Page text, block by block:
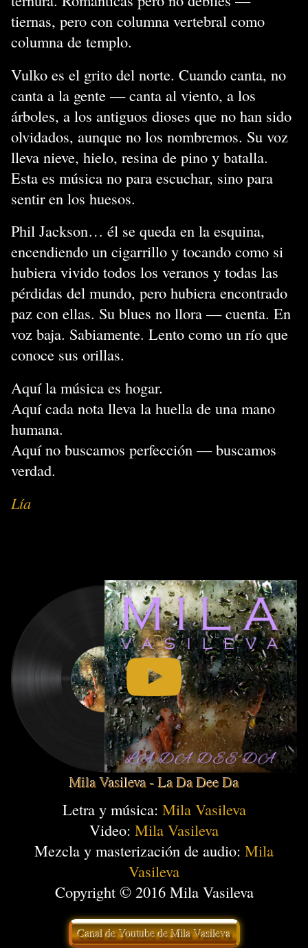
tiernas, pero con columna vertebral como
columna de templo.
Vulko es el grito del norte. Cuando canta, no
canta a la gente — canta al viento, a los
árboles, a los antiguos dioses que no han sido
olvidados, aunque no los nombremos. Su voz
lleva nieve, hielo, resina de pino y batalla.
Esta es música no para escuchar, sino para
sentir en los huesos.
Phil Jackson… él se queda en la esquina,
encendiendo un cigarrillo y tocando como si
hubiera vivido todos los veranos y todas las
pérdidas del mundo, pero hubiera encontrado
paz con ellas. Su blues no llora — cuenta. En
voz baja. Sabiamente. Lento como un río que
conoce sus orillas.
Aquí la música es hogar.
Aquí cada nota lleva la huella de una mano
humana.
Aquí no buscamos perfección — buscamos
verdad.
Lía
Mila Vasileva - La Da Dee Da
Letra y música: Mila Vasileva
Video: Mila Vasileva
Mezcla y masterización de audio: Mila
Vasileva
Copyright © 2016 Mila Vasileva
Canal de Youtube de Mila Vasileva